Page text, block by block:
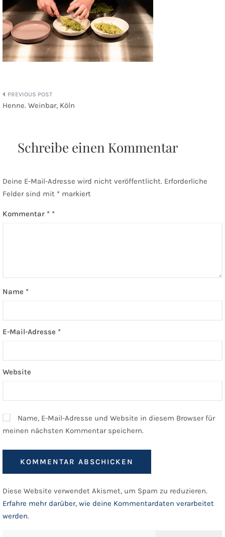
Beitragsnavigation
Henne. Weinbar, Köln
Schreibe einen Kommentar
Deine E-Mail-Adresse wird nicht veröffentlicht. Erforderliche
Felder sind mit * markiert
Kommentar *
Name *
E-Mail-Adresse *
Website
Name, E-Mail-Adresse und Website in diesem Browser für
meinen nächsten Kommentar speichern.
Diese Website verwendet Akismet, um Spam zu reduzieren.
Erfahre mehr darüber, wie deine Kommentardaten verarbeitet
werden.